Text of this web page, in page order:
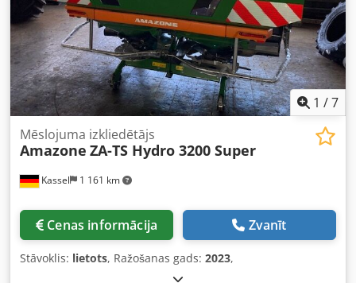
1 /7
Kassel 1 161 km
Mēslojuma izkliedētājs
Amazone ZA-TS Hydro 3200 Super
Cenas informācija Zvanīt
Stāvoklis: lietots, Ražošanas gads: 2023,